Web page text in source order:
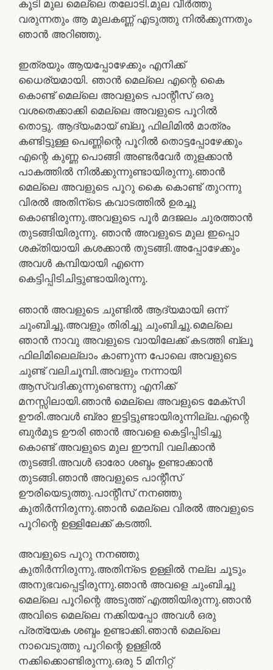
കൂടി മുല മെല്ലെ തലോടി.മുല വീര്‍ത്തു
വരുന്നതും ആ മുലകണ്ണ് എടുത്തു നില്‍ക്കുന്നതും
ഞാന്‍ അറിഞ്ഞു.
ഇത്രയും ആയപ്പോഴേക്കും എനിക്ക്
ധൈര്യമായി. ഞാന്‍ മെല്ലെ എന്റെ കൈ
കൊണ്ട് മെല്ലെ അവളുടെ പാന്റീസ് ഒരു
വശതെക്കാക്കി മെല്ലെ അവളുടെ പൂറില്‍
തൊട്ടു. ആദ്യംമായ് ബ്ലൂ ഫിലിമില്‍ മാത്രം
കണ്ടിട്ടുള്ള പെണ്ണിന്റെ പൂറില്‍ തൊട്ടപ്പോഴേക്കും
എന്റെ കുണ്ണ പൊങ്ങി അണ്ടര്‍വേര്‍ തുളക്കാന്‍
പാകത്തില്‍ നില്‍ക്കുന്നുണ്ടായിരുന്നു.ഞാന്‍
മെല്ലെ അവളുടെ പൂറു കൈ കൊണ്ട് തുറന്നു
വിരല്‍ അതിന്ടെ കവാടത്തില്‍ ഉരച്ചു
കൊണ്ടിരുന്നു.അവളുടെ പൂര്‍ മദജലം ചുരത്താന്‍
തുടങ്ങിയിരുന്നു. ഞാന്‍ അവളുടെ മുല ഇപ്പൊ
ശക്തിയായി കശക്കാന്‍ തുടങ്ങി.അപ്പോഴേക്കും
അവള്‍ കമ്പിയായി എന്നെ
കെട്ടിപ്പിടിചിട്ടുണ്ടായിരുന്നു.
ഞാന്‍ അവളുടെ ചുണ്ടില്‍ ആദ്യമായി ഒന്ന്
ചുംബിച്ചു.അവളും തിരിച്ചു ചുംബിച്ചു.മെല്ലെ
ഞാന്‍ നാവു അവളുടെ വായിലേക്ക് കടത്തി ബ്ലൂ
ഫിലിമിലെല്ലാം കാണുന്ന പോലെ അവളുടെ
ചുണ്ട് വലിചൂമ്പി.അവളും നന്നായി
ആസ്വദിക്കുന്നുണ്ടെന്നു എനിക്ക്
മനസ്സിലായി.ഞാന്‍ മെല്ലെ അവളുടെ മേക്സി
ഊരി.അവള്‍ ബ്രാ ഇട്ടിട്ടുണ്ടായിരുന്നില്ല.എന്റെ
ബുര്‍മുട ഊരി ഞാന്‍ അവളെ കെട്ടിപ്പിടിച്ചു
കൊണ്ട് അവളുടെ മുല ഈമ്പി വലിക്കാന്‍
തുടങ്ങി.അവള്‍ ഓരോ ശബ്ദം ഉണ്ടാക്കാന്‍
തുടങ്ങി.ഞാന്‍ അവളുടെ പാന്റീസ്
ഊരിയെടുത്തു.പാന്റീസ് നനഞ്ഞു
കുതിര്‍ന്നിരുന്നു.ഞാന്‍ മെല്ലെ വിരല്‍ അവളുടെ
പൂറിന്റെ ഉള്ളിലേക്ക് കടത്തി.
അവളുടെ പൂറു നനഞ്ഞു
കുതിര്‍ന്നിരുന്നു.അതിന്ടെ ഉള്ളില്‍ നല്ല ചൂടും
അനുഭവപ്പെട്ടിരുന്നു.ഞാന്‍ അവളെ ചുംബിച്ചു
മെല്ലെ പൂറിന്റെ അടുത്ത് എത്തിയിരുന്നു.ഞാന്‍
അവിടെ മെല്ലെ നക്കിയപ്പോ അവള്‍ ഒരു
പ്രത്യേക ശബ്ദം ഉണ്ടാക്കി.ഞാന്‍ മെല്ലെ
നാവെടുത്തു പൂറിന്റെ ഉള്ളില്‍
നക്കിക്കൊണ്ടിരുന്നു.ഒരു 5 മിനിറ്റ്